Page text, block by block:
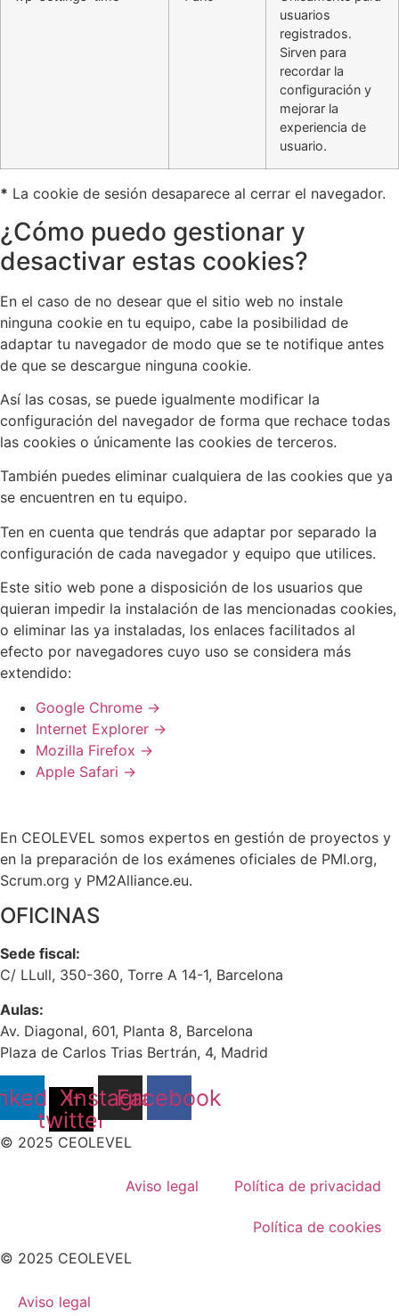
usuarios
registrados.
Sirven para
recordar la
configuración y
mejorar la
experiencia de
usuario.
* La cookie de sesión desaparece al cerrar el navegador.
¿Cómo puedo gestionar y
desactivar estas cookies?
En el caso de no desear que el sitio web no instale
ninguna cookie en tu equipo, cabe la posibilidad de
adaptar tu navegador de modo que se te notifique antes
de que se descargue ninguna cookie.
Así las cosas, se puede igualmente modificar la
configuración del navegador de forma que rechace todas
las cookies o únicamente las cookies de terceros.
También puedes eliminar cualquiera de las cookies que ya
se encuentren en tu equipo.
Ten en cuenta que tendrás que adaptar por separado la
configuración de cada navegador y equipo que utilices.
Este sitio web pone a disposición de los usuarios que
quieran impedir la instalación de las mencionadas cookies,
o eliminar las ya instaladas, los enlaces facilitados al
efecto por navegadores cuyo uso se considera más
extendido:
Google Chrome →
Internet Explorer →
Mozilla Firefox →
Apple Safari →
En CEOLEVEL somos expertos en gestión de proyectos y
en la preparación de los exámenes oficiales de PMI.org,
Scrum.org y PM2Alliance.eu.
OFICINAS
Sede fiscal:
C/ LLull, 350-360, Torre A 14-1, Barcelona
Aulas:
Av. Diagonal, 601, Planta 8, Barcelona
Plaza de Carlos Trias Bertrán, 4, Madrid
X-
twitter
Instagram
Facebook
© 2025 CEOLEVEL
Aviso legal Política de privacidad
Política de cookies
© 2025 CEOLEVEL
Aviso legal